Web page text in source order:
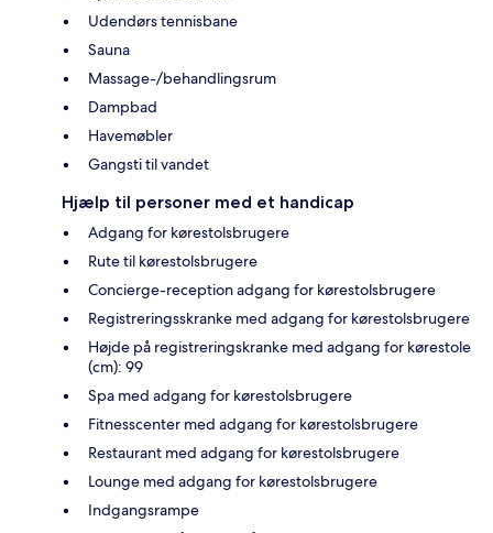
Udendørs tennisbane
Sauna
Massage-/behandlingsrum
Dampbad
Havemøbler
Gangsti til vandet
Hjælp til personer med et handicap
Adgang for kørestolsbrugere
Rute til kørestolsbrugere
Concierge-reception adgang for kørestolsbrugere
Registreringsskranke med adgang for kørestolsbrugere
Højde på registreringskranke med adgang for kørestole
(cm): 99
Spa med adgang for kørestolsbrugere
Fitnesscenter med adgang for kørestolsbrugere
Restaurant med adgang for kørestolsbrugere
Lounge med adgang for kørestolsbrugere
Indgangsrampe